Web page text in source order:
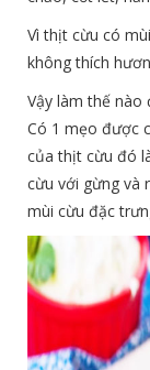
Vì thịt cừu có
không thích
Vậy làm thế nào
Có 1 mẹo được
của thịt cừu đó
cừu với gừng và
mùi cừu đặc